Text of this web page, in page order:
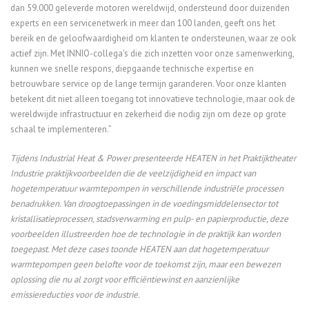
dan 59.000 geleverde motoren wereldwijd, ondersteund door duizenden
experts en een servicenetwerk in meer dan 100 landen, geeft ons het
bereik en de geloofwaardigheid om klanten te ondersteunen, waar ze ook
actief zijn. Met INNIO-collega's die zich inzetten voor onze samenwerking,
kunnen we snelle respons, diepgaande technische expertise en
betrouwbare service op de lange termijn garanderen. Voor onze klanten
betekent dit niet alleen toegang tot innovatieve technologie, maar ook de
wereldwijde infrastructuur en zekerheid die nodig zijn om deze op grote
schaal te implementeren.”
Tijdens Industrial Heat & Power presenteerde HEATEN in het Praktijktheater
Industrie praktijkvoorbeelden die de veelzijdigheid en impact van
hogetemperatuur warmtepompen in verschillende industriële processen
benadrukken. Van droogtoepassingen in de voedingsmiddelensector tot
kristallisatieprocessen, stadsverwarming en pulp- en papierproductie, deze
voorbeelden illustreerden hoe de technologie in de praktijk kan worden
toegepast. Met deze cases toonde HEATEN aan dat hogetemperatuur
warmtepompen geen belofte voor de toekomst zijn, maar een bewezen
oplossing die nu al zorgt voor efficiëntiewinst en aanzienlijke
emissiereducties voor de industrie.